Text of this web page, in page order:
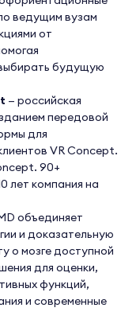
ведущим вузам
от
будущую
— российская
передовой
для
VR Concept.
90+
лет компания на
объединяет
и доказательную
о мозге доступной
для оценки,
функций,
и современные